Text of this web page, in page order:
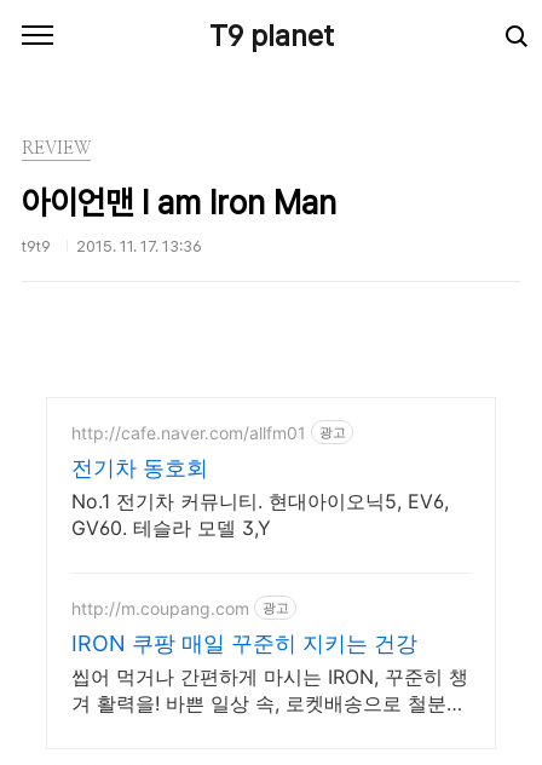
T9 planet
REVIEW
아이언맨 I am Iron Man
t9t9 2015. 11. 17. 13:36
http://cafe.naver.com/allfm01 광고
전기차 동호회
No.1 전기차 커뮤니티. 현대아이오닉5, EV6,
GV60. 테슬라 모델 3,Y
http://m.coupang.com 광고
IRON 쿠팡 매일 꾸준히 지키는 건강
씹어 먹거나 간편하게 마시는 IRON, 꾸준히 챙
겨 활력을! 바쁜 일상 속, 로켓배송으로 철분